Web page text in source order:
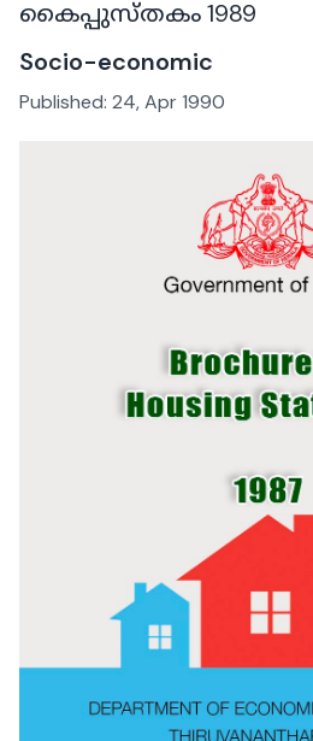
കൈപ്പുസ്തകം 1989
Socio-economic
Published: 24, Apr 1990